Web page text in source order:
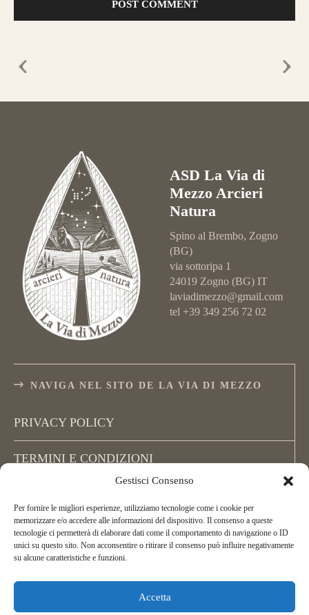
Gestisci Consenso
Per fornire le migliori esperienze, utilizziamo tecnologie come i cookie per
memorizzare e/o accedere alle informazioni del dispositivo. Il consenso a queste
tecnologie ci permetterà di elaborare dati come il comportamento di navigazione o ID
unici su questo sito. Non acconsentire o ritirare il consenso può influire negativamente
su alcune caratteristiche e funzioni.
Accetta
ASD La Via di
Mezzo Arcieri
Natura
Spino al Brembo, Zogno
(BG)
via sottoripa 1
24019 Zogno (BG) IT
laviadimezzo@gmail.com
tel +39 349 256 72 02
NAVIGA NEL SITO DE LA VIA DI MEZZO
PRIVACY POLICY
TERMINI E CONDIZIONI
Copyright La Via di Mezzo, All Rights Reserved.